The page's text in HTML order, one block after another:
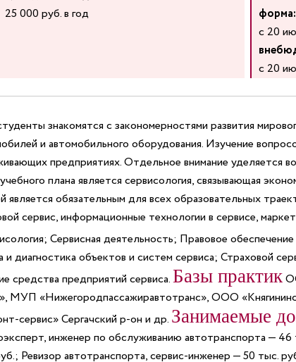
25 000 руб. в год
форма:
с 20
с 20
знакомятся с закономерностями развития
и автомобильного оборудования. Изучение
предприятиях. Отдельное внимание уделяется
плана является сервисология, связывающая
обязательным для всех образовательных
сервис, информационные технологии в сервисе,
Сервисная деятельность; Правовое
диагностика объектов и систем сервиса; Страховой
средства предприятий сервиса.Базы практик
МУП «Нижегородпассажиравтотранс», ООО
сервис» Сергачский р-он и др. Занимаемые
инженер по обслуживанию автотранспорта —
Ревизор автотранспорта, сервис-инженер — 50 тыс.